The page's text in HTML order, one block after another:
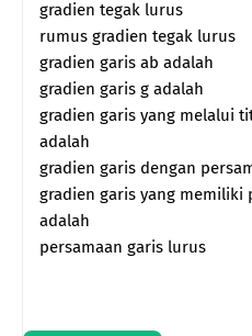
gradien tegak lurus
rumus gradien tegak lurus
gradien garis ab adalah
gradien garis g adalah
gradien garis yang melalui
adalah
gradien garis dengan
gradien garis yang memiliki
adalah
persamaan garis lurus